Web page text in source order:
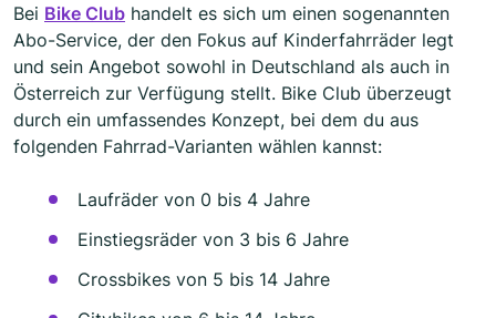
Bei Bike Club handelt es sich um einen sogenannten
Abo-Service, der den Fokus auf Kinderfahrräder legt
und sein Angebot sowohl in Deutschland als auch in
Österreich zur Verfügung stellt. Bike Club überzeugt
durch ein umfassendes Konzept, bei dem du aus
folgenden Fahrrad-Varianten wählen kannst:
Laufräder von 0 bis 4 Jahre
Einstiegsräder von 3 bis 6 Jahre
Crossbikes von 5 bis 14 Jahre